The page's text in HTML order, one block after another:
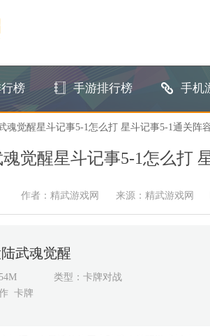
榜 手游排行榜 手机
魂觉醒星斗记事5-1怎么打 星斗记事5-1通关阵
觉醒星斗记事5-1怎么打
作者：精武游戏网 来源：精武游戏网
武魂觉醒
类型：卡牌对战
卡牌